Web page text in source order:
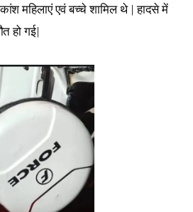
महिलाएं एवं बच्चे शामिल थे | हादसे में
हो गई|